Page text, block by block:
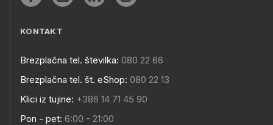
KONTAKT
Brezplačna tel. številka: 080 22 66
Brezplačna tel. št. eShop: 080 22 13
Klici iz tujine: +386 14 71 45 90
Pon - pet: 6:00 - 21:00